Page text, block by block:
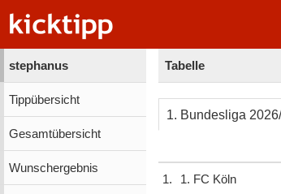
stephanus
Tippübersicht
Gesamtübersicht
Wunschergebnis
Tabelle
1. Bundesliga
1. 1. FC Köln